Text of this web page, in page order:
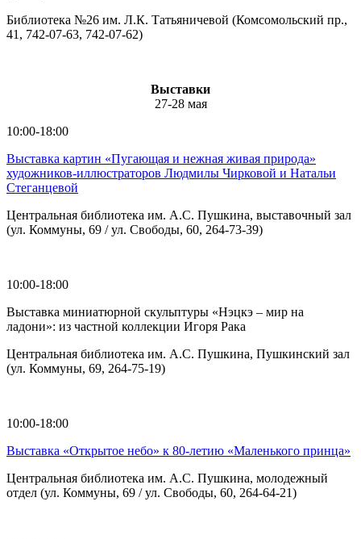
Библиотека №26 им. Л.К. Татьяничевой (Комсомольский пр.,
41, 742-07-63, 742-07-62)
Выставки
27-28 мая
10:00-18:00
Выставка картин «Пугающая и нежная живая природа»
художников-иллюстраторов Людмилы Чирковой и Натальи
Стеганцевой
Центральная библиотека им. А.С. Пушкина, выставочный зал
(ул. Коммуны, 69 / ул. Свободы, 60, 264-73-39)
10:00-18:00
Выставка миниатюрной скульптуры «Нэцкэ – мир на
ладони»: из частной коллекции Игоря Рака
Центральная библиотека им. А.С. Пушкина, Пушкинский зал
(ул. Коммуны, 69, 264-75-19)
10:00-18:00
Выставка «Открытое небо» к 80-летию «Маленького принца»
Центральная библиотека им. А.С. Пушкина, молодежный
отдел (ул. Коммуны, 69 / ул. Свободы, 60, 264-64-21)